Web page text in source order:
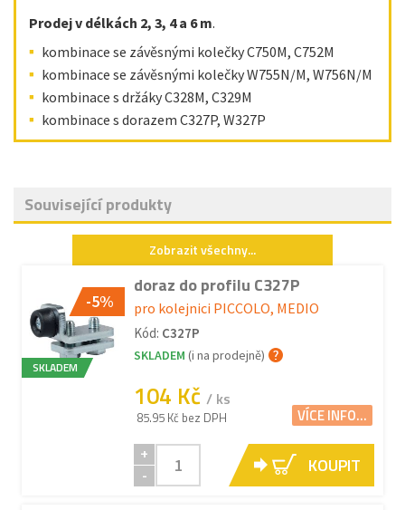
Prodej v délkách 2, 3, 4 a 6 m.
kombinace se závěsnými kolečky C750M, C752M
kombinace se závěsnými kolečky W755N/M, W756N/M
kombinace s držáky C328M, C329M
kombinace s dorazem C327P, W327P
Související produkty
Zobrazit všechny...
-5%
SKLADEM
doraz do profilu C327P
pro kolejnici PICCOLO, MEDIO
Kód: C327P
SKLADEM (i na prodejně)
104 Kč / ks
85.95 Kč bez DPH VÍCE INFO...
+
-
KOUPIT